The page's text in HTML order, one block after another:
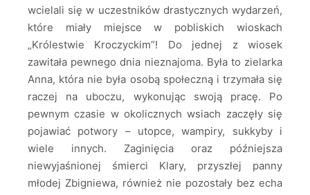
wcielali się w uczestników drastycznych wydarzeń,
które miały miejsce w pobliskich wioskach
„Królestwie Kroczyckim”! Do jednej z wiosek
zawitała pewnego dnia nieznajoma. Była to zielarka
Anna, która nie była osobą społeczną i trzymała się
raczej na uboczu, wykonując swoją pracę. Po
pewnym czasie w okolicznych wsiach zaczęły się
pojawiać potwory – utopce, wampiry, sukkyby i
wiele innych. Zaginięcia oraz późniejsza
niewyjaśnionej śmierci Klary, przyszłej panny
młodej Zbigniewa, również nie pozostały bez echa